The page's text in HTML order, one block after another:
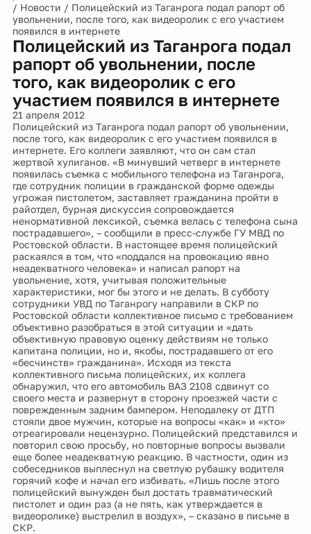
/ Новости / Полицейский из Таганрога подал рапорт об
увольнении, после того, как видеоролик с его участием
появился в интернете
Полицейский из Таганрога подал
рапорт об увольнении, после
того, как видеоролик с его
участием появился в интернете
21 апреля 2012
Полицейский из Таганрога подал рапорт об увольнении,
после того, как видеоролик с его участием появился в
интернете. Его коллеги заявляют, что он сам стал
жертвой хулиганов. «В минувший четверг в интернете
появилась съемка с мобильного телефона из Таганрога,
где сотрудник полиции в гражданской форме одежды
угрожая пистолетом, заставляет гражданина пройти в
райотдел, бурная дискуссия сопровождается
ненормативной лексикой, съемка велась с телефона сына
пострадавшего», – сообщили в пресс-службе ГУ МВД по
Ростовской области. В настоящее время полицейский
раскаялся в том, что «поддался на провокацию явно
неадекватного человека» и написал рапорт на
увольнение, хотя, учитывая положительные
характеристики, мог бы этого и не делать. В субботу
сотрудники УВД по Таганрогу направили в СКР по
Ростовской области коллективное письмо с требованием
объективно разобраться в этой ситуации и «дать
объективную правовую оценку действиям не только
капитана полиции, но и, якобы, пострадавшего от его
«бесчинств» гражданина». Исходя из текста
коллективного письма полицейских, их коллега
обнаружил, что его автомобиль ВАЗ 2108 сдвинут со
своего места и развернут в сторону проезжей части с
поврежденным задним бампером. Неподалеку от ДТП
стояли двое мужчин, которые на вопросы «как» и «кто»
отреагировали нецензурно. Полицейский представился и
повторил свою просьбу, но повторные вопросы вызвали
еще более неадекватную реакцию. В частности, один из
собеседников выплеснул на светлую рубашку водителя
горячий кофе и начал его избивать. «Лишь после этого
полицейский вынужден был достать травматический
пистолет и один раз (а не пять, как утверждается в
видеоролике) выстрелил в воздух», – сказано в письме в
СКР.